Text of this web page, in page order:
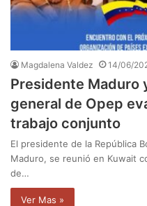
Magdalena Valdez 14/06/
Presidente Maduro
general de Opep
trabajo conjunto
El presidente de la República
Maduro, se reunió en Kuwait
de…
Ver Mas »